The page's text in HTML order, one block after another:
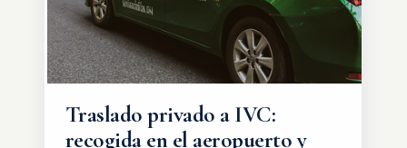
Traslado privado a IVC:
recogida en el aeropuerto y